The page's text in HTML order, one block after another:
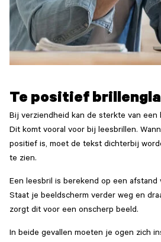
Te positief
Bij verziendheid kan de sterkte van
Dit komt vooral voor bij leesbrillen.
positief is, moet de tekst dichterbij
te zien.
Een leesbril is berekend op een afstand
Staat je beeldscherm verder weg en
zorgt dit voor een onscherp beeld.
In beide gevallen moeten je ogen zich